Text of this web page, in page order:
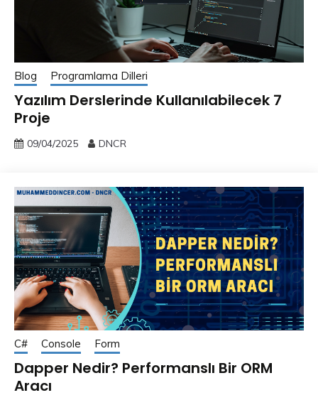
Blog Programlama Dilleri
Yazılım Derslerinde Kullanılabilecek 7
Proje
09/04/2025 DNCR
C# Console Form
Dapper Nedir? Performanslı Bir ORM
Aracı